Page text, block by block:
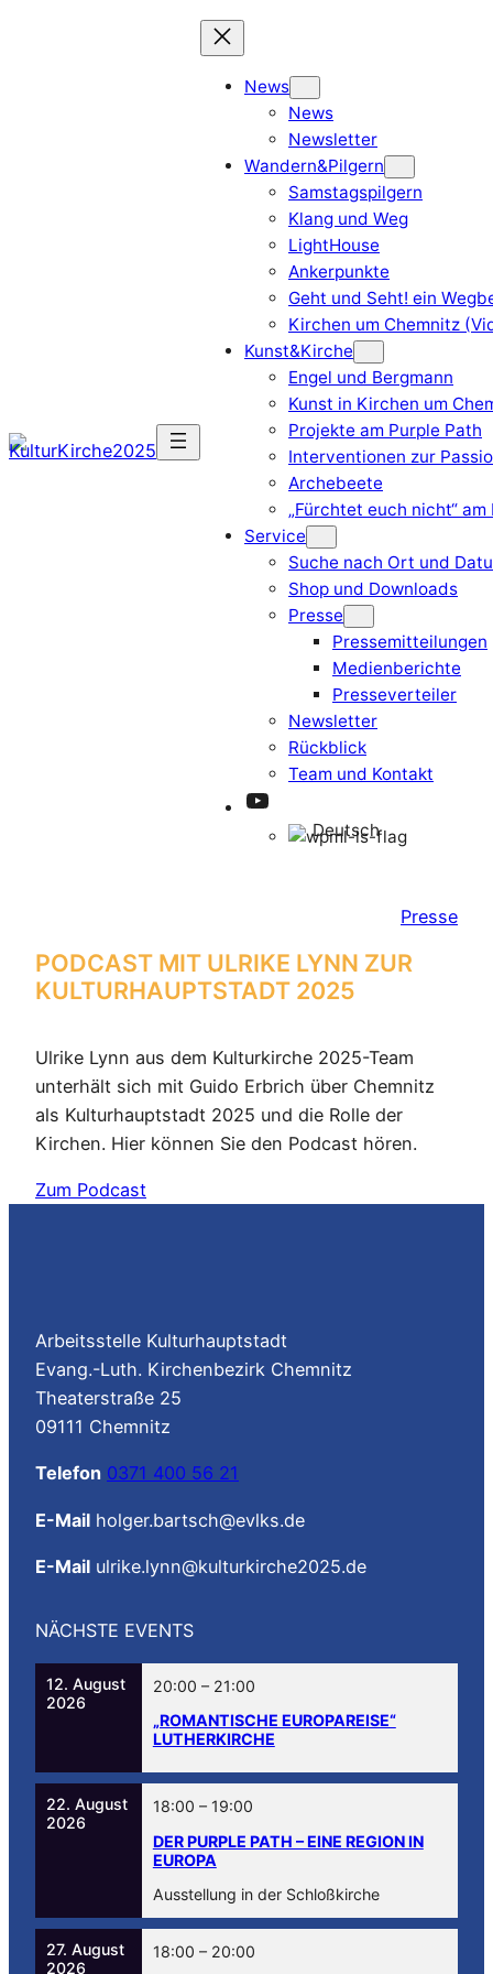
News
News
Newsletter
Wandern&Pilgern
Samstagspilgern
Klang und Weg
LightHouse
Ankerpunkte
Geht und Seht! ein
Kirchen um Chemnitz
Kunst&Kirche
Engel und Bergmann
Kunst in Kirchen um
Projekte am Purple Path
Interventionen zur
Archebeete
„Fürchtet euch nicht“
Service
Suche nach Ort und
Shop und Downloads
Presse
Pressemitteilungen
Medienberichte
Presseverteiler
Newsletter
Rückblick
Team und Kontakt
YouTube
Deutsch
Presse
PODCAST MIT ULRIKE LYNN ZUR
KULTURHAUPTSTADT 2025
Ulrike Lynn aus dem Kulturkirche 2025-Team
unterhält sich mit Guido Erbrich über Chemnitz
als Kulturhauptstadt 2025 und die Rolle der
Kirchen. Hier können Sie den Podcast hören.
Zum Podcast
Arbeitsstelle Kulturhauptstadt
Evang.-Luth. Kirchenbezirk Chemnitz
Theaterstraße 25
09111 Chemnitz
Telefon 0371 400 56 21
E-Mail holger.bartsch@evlks.de
E-Mail ulrike.lynn@kulturkirche2025.de
NÄCHSTE EVENTS
12. August
2026
20:00 –21:00
„ROMANTISCHE EUROPAREISE“
LUTHERKIRCHE
22. August
2026
18:00 –19:00
DER PURPLE PATH – EINE REGION IN
EUROPA
Ausstellung in der Schloßkirche
27. August
2026
18:00 –20:00